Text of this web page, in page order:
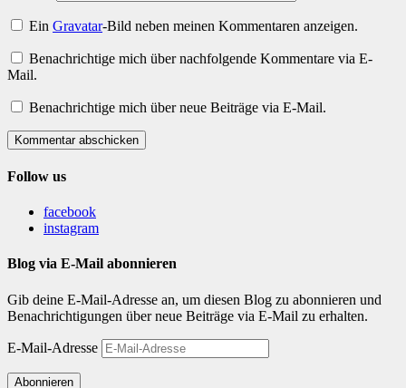
EinGravatar-Bild neben meinen Kommentaren anzeigen.
Benachrichtige mich über nachfolgende Kommentare via E-
Mail.
Benachrichtige mich über neue Beiträge via E-Mail.
Kommentar abschicken
Follow us
facebook
instagram
Blog via E-Mail abonnieren
Gib deine E-Mail-Adresse an, um diesen Blog zu abonnieren und
Benachrichtigungen über neue Beiträge via E-Mail zu erhalten.
E-Mail-Adresse
Abonnieren